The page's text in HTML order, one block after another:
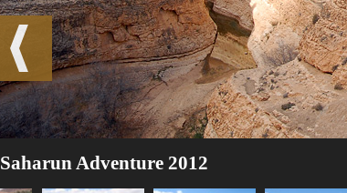
Saharun Adventure 2012